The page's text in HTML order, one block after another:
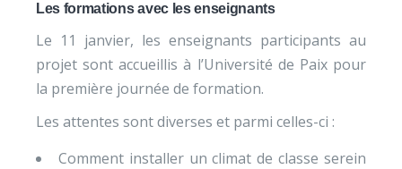
Les formations avec les enseignants
Le 11 janvier, les enseignants participants au
projet sont accueillis à l’Université de Paix pour
la première journée de formation.
Les attentes sont diverses et parmi celles-ci :
Comment installer un climat de classe serein